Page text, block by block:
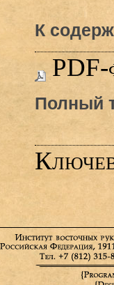
К
PDF-
Полный